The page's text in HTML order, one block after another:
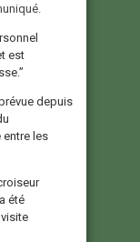
est
depuis
les
été